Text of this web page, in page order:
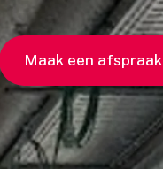
Maak een afspraak